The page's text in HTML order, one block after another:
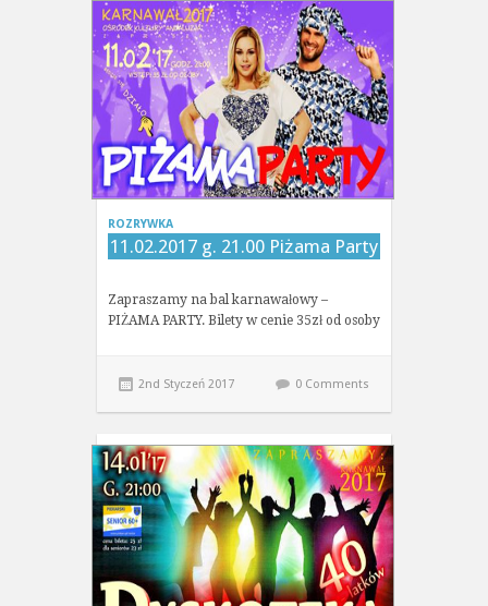
ROZRYWKA
11.02.2017 g. 21.00 Piżama Party
Zapraszamy na bal karnawałowy –
PIŻAMA PARTY. Bilety w cenie 35zł od osoby
2nd Styczeń 2017 0 Comments